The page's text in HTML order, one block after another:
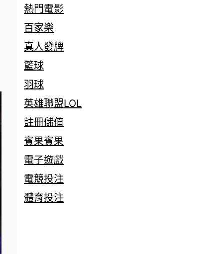
熱門電影
百家樂
真人發牌
籃球
羽球
英雄聯盟LOL
註冊儲值
賓果賓果
電子遊戲
電競投注
體育投注